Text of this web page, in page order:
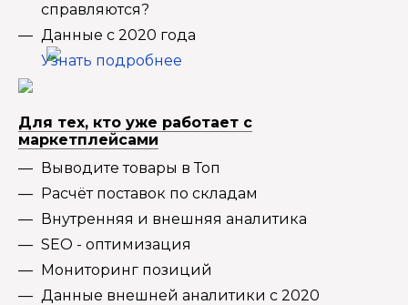
справляются?
Данные с 2020 года
Узнать подробнее
Для тех, кто уже работает с
маркетплейсами
Выводите товары в Топ
Расчёт поставок по складам
Внутренняя и внешняя аналитика
SEO - оптимизация
Мониторинг позиций
Данные внешней аналитики с 2020